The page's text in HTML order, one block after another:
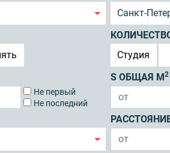
Санкт-
Студия
Не первый
Не последний
S ОБЩАЯ М 2